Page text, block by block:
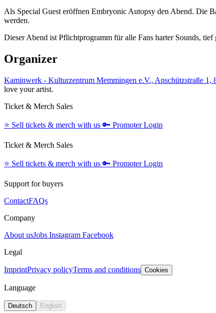
Als Special Guest eröffnen Embryonic Autopsy den Abend. Die
werden.
Dieser Abend ist Pflichtprogramm für alle Fans harter Sounds,
Organizer
Kaminwerk - Kulturzentrum Memmingen e.V., Anschützstraße 1,
love your artist.
Ticket & Merch Sales
⭐️ Sell tickets & merch with us 🔑 Promoter Login
Ticket & Merch Sales
⭐️ Sell tickets & merch with us 🔑 Promoter Login
Support for buyers
ContactFAQs
Company
About usJobs Instagram Facebook
Legal
ImprintPrivacy policyTerms and conditions Cookies
Language
Deutsch English